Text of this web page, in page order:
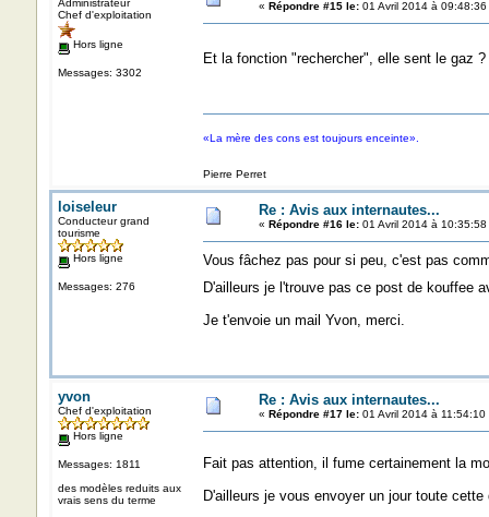
Administrateur
Chef d'exploitation
Hors ligne
Messages: 3302
« Répondre #15 le:01 Avril 2014 à 09:48:36
Et la fonction "rechercher", elle sent le gaz
«La mère des cons est toujours enceinte».
Pierre Perret
loiseleur
Conducteur grand
tourisme
Hors ligne
Messages: 276
Re : Avis aux internautes...
« Répondre #16 le:01 Avril 2014 à 10:35:58
Vous fâchez pas pour si peu, c'est pas
D'ailleurs je l'trouve pas ce post de kouffee
Je t'envoie un mail Yvon, merci.
yvon
Chef d'exploitation
Hors ligne
Messages: 1811
des modèles reduits aux
vrais sens du terme
Re : Avis aux internautes...
« Répondre #17 le:01 Avril 2014 à 11:54:10
Fait pas attention, il fume certainement la
D'ailleurs je vous envoyer un jour toute